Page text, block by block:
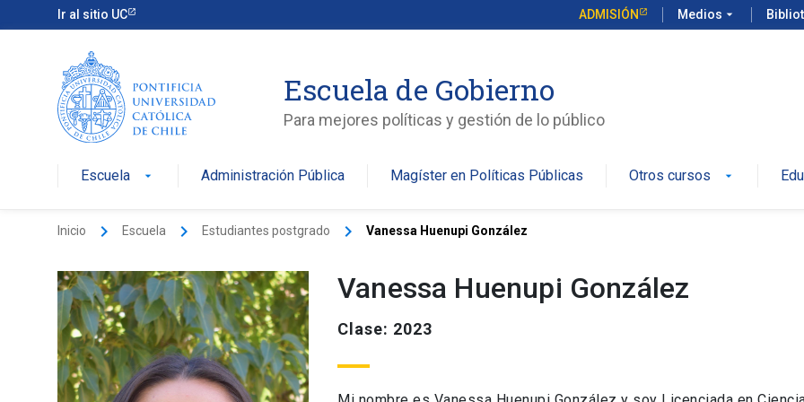
Ir al sitio UC ADMISIÓN Medios arrow_drop_down
Escuela de Gobierno
Para mejores políticas y gestión de lo público
Escuela arrow_drop_down Administración Pública Magíster en Políticas Públicas Otros cursos arrow_drop_down
Inicio keyboard_arrow_right Escuela keyboard_arrow_right Estudiantes postgrado keyboard_arrow_right Vanessa Huenupi González
Vanessa Huenupi González
Clase: 2023